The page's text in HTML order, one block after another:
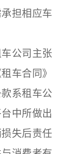
担相应车
公司主张
车合同》
系租车公
中所做出
失后责任